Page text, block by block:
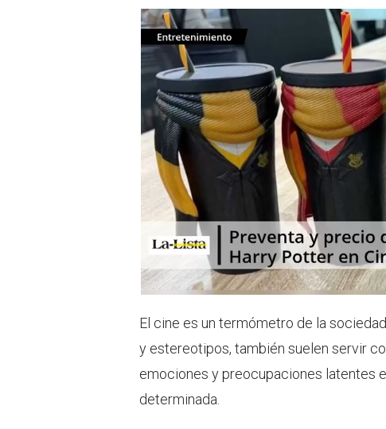
i
t
e
r
a
t
s
a
p
El cine es un termómetro de la
y estereotipos, también suelen servir
emociones y preocupaciones latentes
determinada.